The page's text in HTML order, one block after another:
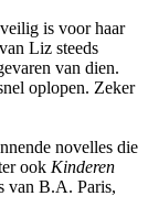
is voor haar
Liz steeds
van dien.
oplopen. Zeker
novelles die
ook Kinderen
van B.A. Paris,